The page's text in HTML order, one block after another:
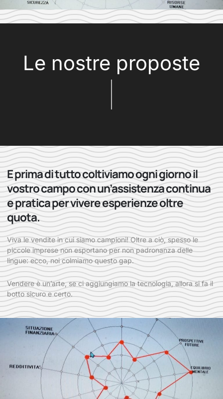
Le nostre proposte
E prima di tutto coltiviamo ogni giorno il
vostro campo con un’assistenza continua
e pratica per vivere esperienze oltre
quota.
Viva le vendite in cui siamo campioni! Oltre a ciò, spesso le
piccole imprese non esportano per non padronanza delle
lingue: ecco, noi colmiamo questo gap.
Vendere è un’arte, se ci aggiungiamo la tecnologia, allora si fa il
botto sicuro e certo.